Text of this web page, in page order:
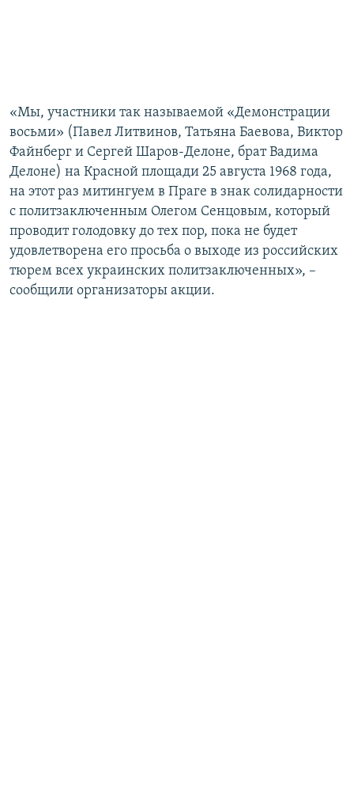
«Мы, участники так называемой «Демонстрации
восьми» (Павел Литвинов, Татьяна Баевова, Виктор
Файнберг и Сергей Шаров-Делоне, брат Вадима
Делоне) на Красной площади 25 августа 1968 года,
на этот раз митингуем в Праге в знак солидарности
с политзаключенным Олегом Сенцовым, который
проводит голодовку до тех пор, пока не будет
удовлетворена его просьба о выходе из российских
тюрем всех украинских политзаключенных», –
сообщили организаторы акции.